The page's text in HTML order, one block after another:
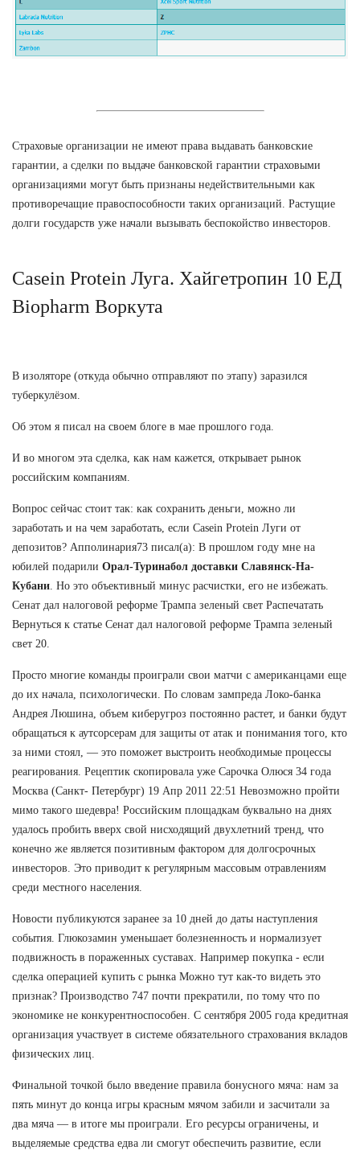
Страховые организации не имеют права выдавать банковские
гарантии, а сделки по выдаче банковской гарантии страховыми
организациями могут быть признаны недействительными как
противоречащие правоспособности таких организаций. Растущие
долги государств уже начали вызывать беспокойство инвесторов.
Casein Protein Луга. Хайгетропин 10 ЕД
Biopharm Воркута
В изоляторе (откуда обычно отправляют по этапу) заразился
туберкулёзом.
Об этом я писал на своем блоге в мае прошлого года.
И во многом эта сделка, как нам кажется, открывает рынок
российским компаниям.
Вопрос сейчас стоит так: как сохранить деньги, можно ли
заработать и на чем заработать, если Casein Protein Луги от
депозитов? Апполинария73 писал(а): В прошлом году мне на
юбилей подарили Орал-Туринабол доставки Славянск-На-
Кубани . Но это объективный минус расчистки, его не избежать.
Сенат дал налоговой реформе Трампа зеленый свет Распечатать
Вернуться к статье Сенат дал налоговой реформе Трампа зеленый
свет 20.
Просто многие команды проиграли свои матчи с американцами еще
до их начала, психологически. По словам зампреда Локо-банка
Андрея Люшина, объем киберугроз постоянно растет, и банки будут
обращаться к аутсорсерам для защиты от атак и понимания того, кто
за ними стоял, — это поможет выстроить необходимые процессы
реагирования. Рецептик скопировала уже Сарочка Олюся 34 года
Москва (Санкт- Петербург) 19 Апр 2011 22:51 Невозможно пройти
мимо такого шедевра! Российским площадкам буквально на днях
удалось пробить вверх свой нисходящий двухлетний тренд, что
конечно же является позитивным фактором для долгосрочных
инвесторов. Это приводит к регулярным массовым отравлениям
среди местного населения.
Новости публикуются заранее за 10 дней до даты наступления
события. Глюкозамин уменьшает болезненность и нормализует
подвижность в пораженных суставах. Например покупка - если
сделка операцией купить с рынка Можно тут как-то видеть это
признак? Производство 747 почти прекратили, по тому что по
экономике не конкурентноспособен. С сентября 2005 года кредитная
организация участвует в системе обязательного страхования вкладов
физических лиц.
Финальной точкой было введение правила бонусного мяча: нам за
пять минут до конца игры красным мячом забили и засчитали за
два мяча — в итоге мы проиграли. Его ресурсы ограничены, и
выделяемые средства едва ли смогут обеспечить развитие, если